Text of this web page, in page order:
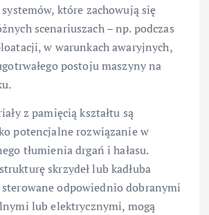
które zachowują się
scenariuszach – np. podczas
w warunkach awaryjnych,
postoju maszyny na
z pamięcią kształtu są
potencjalne rozwiązanie w
tłumienia drgań i hałasu.
skrzydeł lub kadłuba
odpowiednio dobranymi
lub elektrycznymi, mogą